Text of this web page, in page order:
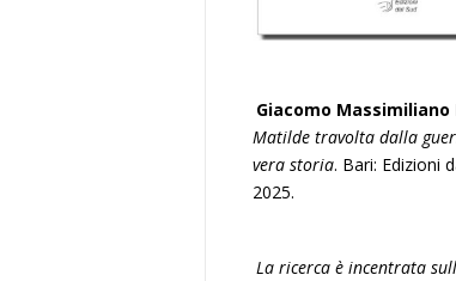
Giacomo Massimiliano
Matilde travolta dalla
vera storia. Bari: Edizioni
2025.
La ricerca è incentrata